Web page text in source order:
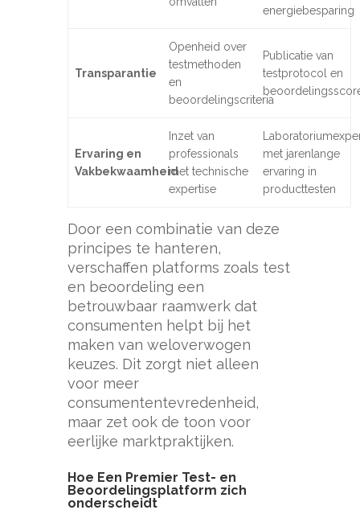
energiebesparing
Transparantie
Openheid over
testmethoden
en
beoordelingscriteria
Publicatie van
testprotocol en
Ervaring en
Vakbekwaamheid
Inzet van
professionals
met technische
expertise
met jarenlange
ervaring in
producttesten
Door een combinatie van deze
principes te hanteren,
verschaffen platforms zoals test
en beoordeling een
betrouwbaar raamwerk dat
consumenten helpt bij het
maken van weloverwogen
keuzes. Dit zorgt niet alleen
voor meer
consumententevredenheid,
maar zet ook de toon voor
eerlijke marktpraktijken.
Hoe Een Premier Test- en
Beoordelingsplatform zich
onderscheidt